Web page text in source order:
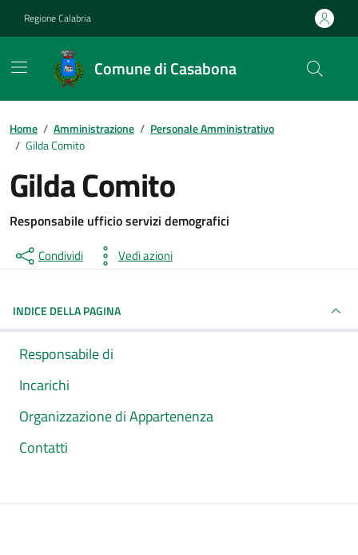
Regione Calabria
Comune di Casabona
Home / Amministrazione / Personale Amministrativo
/ Gilda Comito
Gilda Comito
Responsabile ufficio servizi demografici
Condividi Vedi azioni
INDICE DELLA PAGINA
Responsabile di
Incarichi
Organizzazione di Appartenenza
Contatti